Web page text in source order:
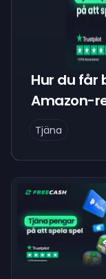
Hur du får
Amazon-
Tjäna